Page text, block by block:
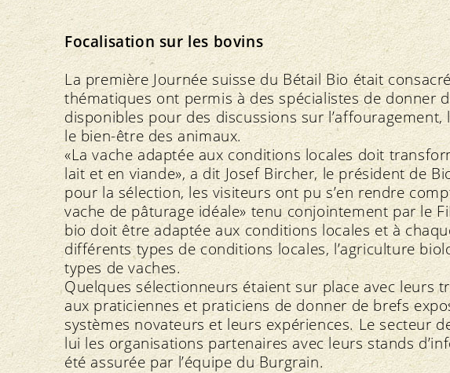
Focalisation sur les bovins
La première Journée suisse du Bétail Bio était
thématiques ont permis à des spécialistes de donner
disponibles pour des discussions sur
le bien-être des animaux.
«La vache adaptée aux conditions locales doit
lait et en viande», a dit Josef Bircher, le président de
pour la sélection, les visiteurs ont pu s’en rendre
vache de pâturage idéale» tenu conjointement par le
bio doit être adaptée aux conditions locales et à
différents types de conditions locales, l’agriculture
types de vaches.
Quelques sélectionneurs étaient sur place avec leurs
aux praticiennes et praticiens de donner de brefs
systèmes novateurs et leurs expériences. Le secteur
lui les organisations partenaires avec leurs stands
été assurée par l’équipe du Burgrain.